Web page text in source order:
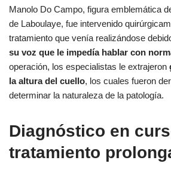
Manolo Do Campo, figura emblemática
de Laboulaye, fue intervenido
tratamiento que venía realizándose
su voz que le impedía hablar con
operación, los especialistas le extrajeron
la altura del cuello, los cuales fueron
determinar la naturaleza de la patología.
Diagnóstico en
tratamiento